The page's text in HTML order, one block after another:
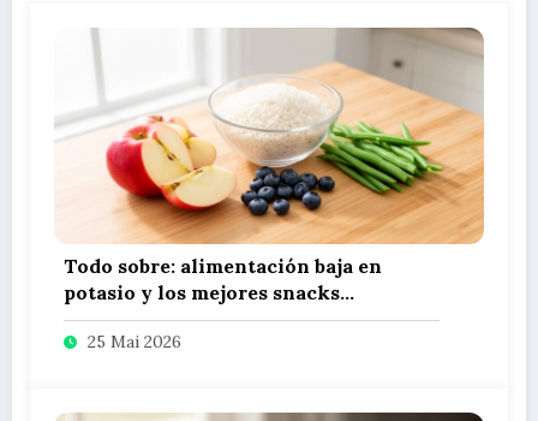
Todo sobre: alimentación baja en
potasio y los mejores snacks
saludables para tu dieta diaria
25 Mai 2026